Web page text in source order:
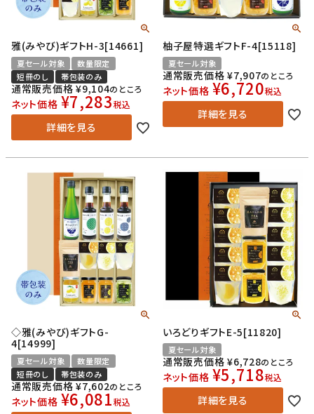
雅(みやび)ギフトH-3[14661]
夏セール対象
数量限定
短冊のし
帯包装のみ
通常販売価格 ¥9,104のところ
ネット価格 ¥7,283税込
詳細を見る
柚子屋特選ギフトF-4[15118]
夏セール対象
通常販売価格 ¥7,907のところ
ネット価格 ¥6,720税込
詳細を見る
◇雅(みやび)ギフトG-
4[14999]
夏セール対象
数量限定
短冊のし
帯包装のみ
通常販売価格 ¥7,602のところ
ネット価格 ¥6,081税込
いろどりギフトE-5[11820]
夏セール対象
通常販売価格 ¥6,728のところ
ネット価格 ¥5,718税込
詳細を見る